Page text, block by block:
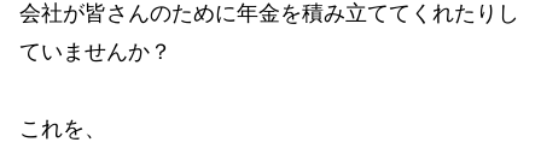
会社が皆さんのために年金を積み立ててくれたりし
ていませんか？
これを、